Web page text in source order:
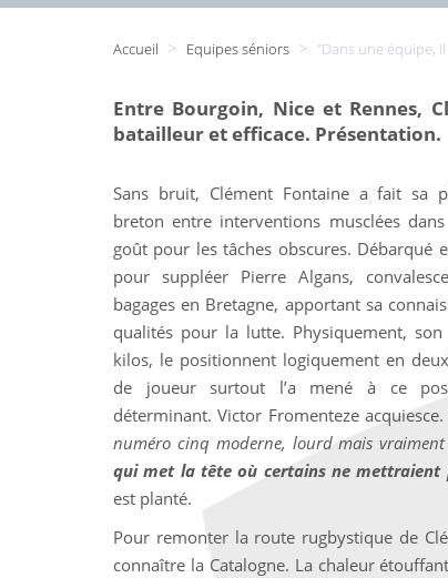
Accueil > Equipes séniors > ‘’Dans une équipe,
Entre Bourgoin, Nice et Rennes,
batailleur et efficace. Présentation.
Sans bruit, Clément Fontaine a fait sa
breton entre interventions musclées
goût pour les tâches obscures. Débarqué
pour suppléer Pierre Algans,
bagages en Bretagne, apportant sa
qualités pour la lutte. Physiquement,
kilos, le positionnent logiquement en
de joueur surtout l’a mené à ce
déterminant. Victor Fromenteze acquiesce.
numéro cinq moderne, lourd mais
qui met la tête où certains ne mettraient
est planté.
Pour remonter la route rugbystique de
connaître la Catalogne. La chaleur